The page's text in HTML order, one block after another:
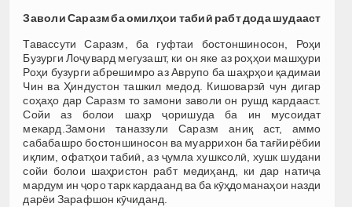
Заволи Саразм ба омилҳои табиӣ рабт дода шудааст
Тавассути Саразм, ба гуфтаи бостоншиносон, Роҳи
Бузурги Лоҷувард мегузашт, ки он яке аз роҳҳои машҳури
Роҳи бузурги абрешимро аз Аврупо ба шаҳрҳои қадимаи
Чин ва Ҳиндустон ташкил медод. Кишоварзӣ чун дигар
соҳаҳо дар Саразм то замони заволи он рушд кардааст.
Сойи аз болои шаҳр ҷоришуда ба ин мусоидат
мекард.Замони таназзули Саразм аниқ аст, аммо
сабабашро бостоншиносон ва муаррихон ба тағйирёбии
иқлим, офатҳои табиӣ, аз ҷумла хушксолӣ, хушк шудани
сойи болои шаҳристон рабт медиҳанд, ки дар натиҷа
мардум ин ҷоро тарк кардаанд ва ба кӯҳдоманаҳои назди
дарёи Зарафшон кӯчиданд.